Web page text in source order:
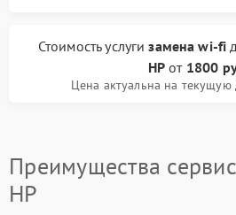
Стоимость услугизамена wi-fi
HP от 1800
Цена актуальна на текущую
Преимущества
HP